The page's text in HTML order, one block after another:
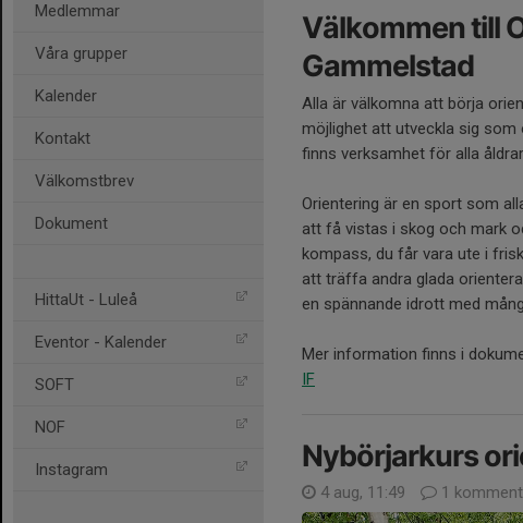
Medlemmar
Våra grupper
Kalender
Kontakt
Välkomstbrev
Dokument
HittaUt - Luleå
Eventor - Kalender
SOFT
NOF
Instagram
Välkommen till
Gammelstad
Alla är välkomna att börja
möjlighet att utveckla sig
finns verksamhet för alla
Orientering är en sport som
att få vistas i skog och mark
kompass, du får vara ute i
att träffa andra glada
en spännande idrott med
Mer information finns i
IF
Nybörjarkurs
4 aug, 11:49 1